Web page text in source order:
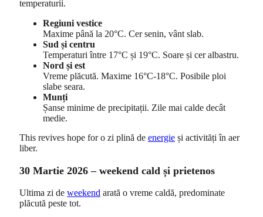
temperaturii.
Regiuni vestice
Maxime până la 20°C. Cer senin, vânt slab.
Sud și centru
Temperaturi între 17°C și 19°C. Soare și cer albastru.
Nord și est
Vreme plăcută. Maxime 16°C-18°C. Posibile ploi
slabe seara.
Munți
Șanse minime de precipitații. Zile mai calde decât
medie.
This revives hope for o zi plină de energie și activități în aer
liber.
30 Martie 2026 – weekend cald și prietenos
Ultima zi de weekend arată o vreme caldă, predominate
plăcută peste tot.